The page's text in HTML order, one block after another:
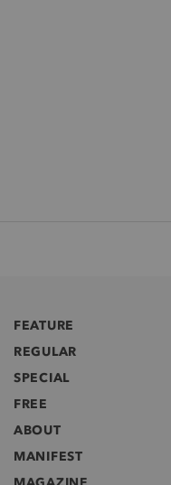
FEATURE
REGULAR
SPECIAL
FREE
ABOUT
MANIFEST